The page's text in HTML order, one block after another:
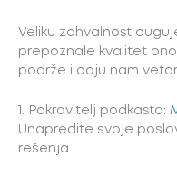
Veliku zahvalnost
prepoznale kvalitet
podrže i daju nam
1. Pokrovitelj podkasta:
Unapredite svoje
rešenja.